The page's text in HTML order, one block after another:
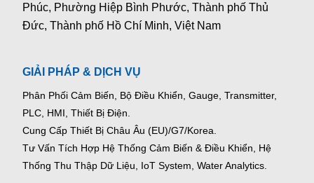
Phúc, Phường Hiệp Bình Phước, Thành phố Thủ
Đức, Thành phố Hồ Chí Minh, Việt Nam
GIẢI PHÁP & DỊCH VỤ
Phân Phối Cảm Biến, Bộ Điều Khiển, Gauge, Transmitter,
PLC, HMI, Thiết Bị Điện.
Cung Cấp Thiết Bị Châu Âu (EU)/G7/Korea.
Tư Vấn Tích Hợp Hệ Thống Cảm Biến & Điều Khiển, Hệ
Thống Thu Thập Dữ Liệu, IoT System, Water Analytics.